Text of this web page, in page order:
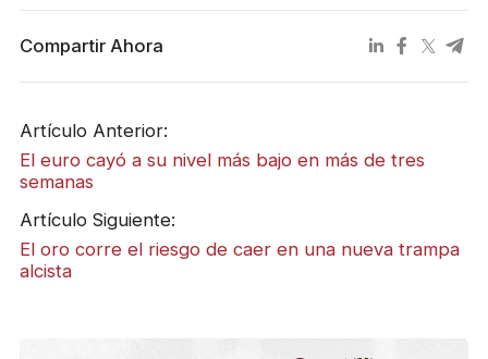
Compartir Ahora
Artículo Anterior:
El euro cayó a su nivel más bajo en más de tres
semanas
Artículo Siguiente:
El oro corre el riesgo de caer en una nueva trampa
alcista